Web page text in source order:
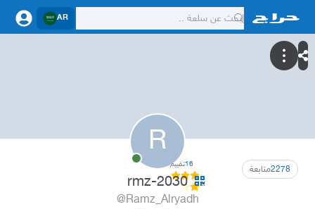
AR
R
2278متابعة 16تقييم
rmz-2030
@Ramz_Alryadh